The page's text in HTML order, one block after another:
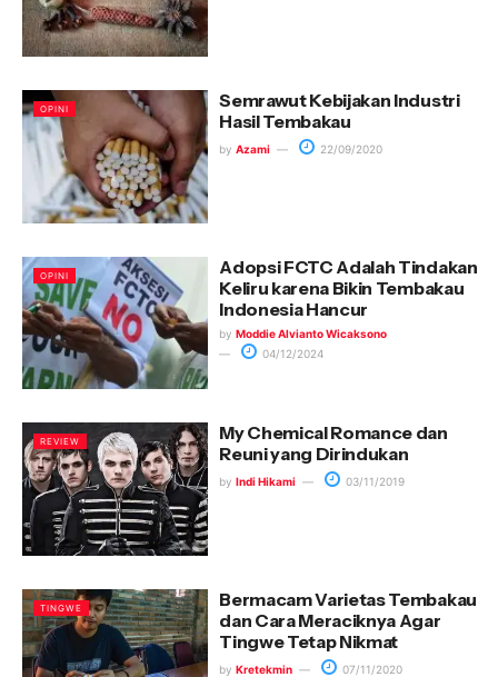
OPINI
Semrawut Kebijakan Industri
Hasil Tembakau
by Azami 22/09/2020
OPINI
Adopsi FCTC Adalah Tindakan
Keliru karena Bikin Tembakau
Indonesia Hancur
by Moddie Alvianto Wicaksono
04/12/2024
REVIEW
My Chemical Romance dan
Reuni yang Dirindukan
by Indi Hikami 03/11/2019
TINGWE
Bermacam Varietas Tembakau
dan Cara Meraciknya Agar
Tingwe Tetap Nikmat
by Kretekmin 07/11/2020